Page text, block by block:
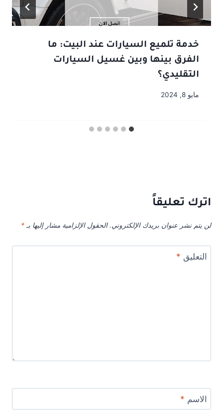
خدمة تلميع السيارات عند البيت: ما
الفرق بينها وبين غسيل السيارات
التقليدي؟
مايو 8, 2024
اترك تعليقاً
لن يتم نشر عنوان بريدك الإلكتروني. الحقول الإلزامية مشار إليها بـ *
التعليق *
الاسم *